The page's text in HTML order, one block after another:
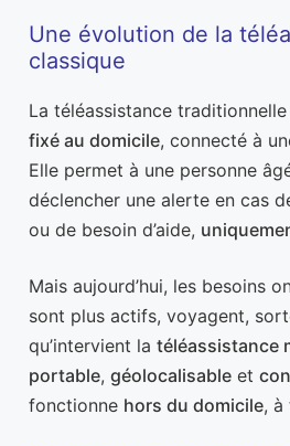
Une évolution de la
classique
La téléassistance
fixé au domicile, connecté à
Elle permet à une personne
déclencher une alerte en cas
ou de besoin d’aide,
Mais aujourd’hui, les besoins
sont plus actifs, voyagent,
qu’intervient la téléassistance
portable, géolocalisable et
fonctionne hors du domicile, à